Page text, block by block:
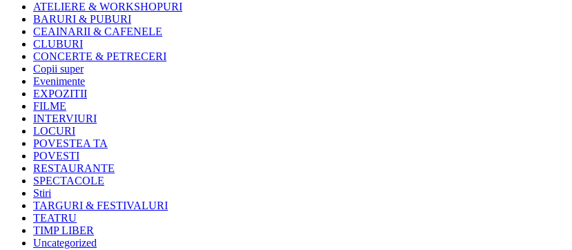
ATELIERE & WORKSHOPURI
BARURI & PUBURI
CEAINARII & CAFENELE
CLUBURI
CONCERTE & PETRECERI
Copii super
Evenimente
EXPOZITII
FILME
INTERVIURI
LOCURI
POVESTEA TA
POVESTI
RESTAURANTE
SPECTACOLE
Stiri
TARGURI & FESTIVALURI
TEATRU
TIMP LIBER
Uncategorized